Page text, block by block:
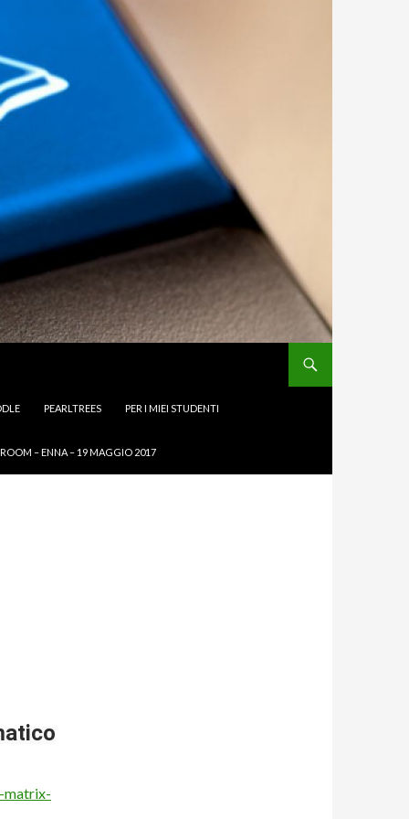
PEARLTREES PER I MIEI STUDENTI
– ENNA – 19 MAGGIO 2017
matrix-